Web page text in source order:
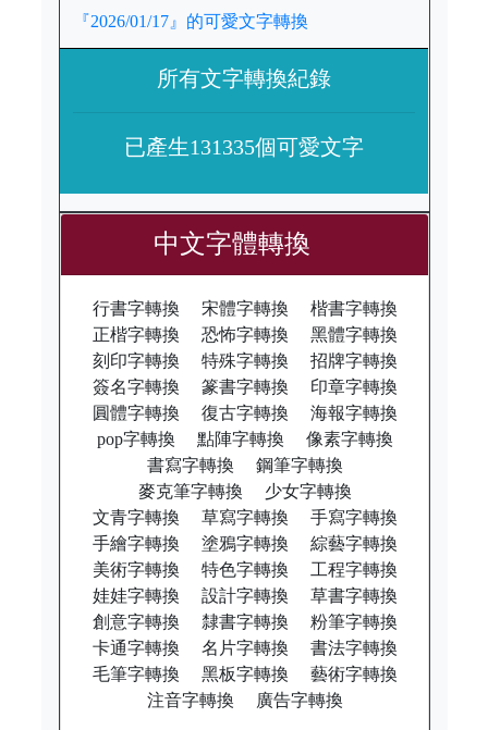
『2026/01/17』的可愛文字轉換
所有文字轉換紀錄
已產生131335個可愛文字
中文字體轉換
行書字轉換 宋體字轉換
楷書字轉換
正楷字轉換
恐怖字轉換
黑體字轉換
刻印字轉換
特殊字轉換
招牌字轉換
簽名字轉換
篆書字轉換
印章字轉換
圓體字轉換
復古字轉換
海報字轉換
pop字轉換
點陣字轉換
像素字轉換
書寫字轉換
鋼筆字轉換
麥克筆字轉換
少女字轉換
文青字轉換
草寫字轉換
手寫字轉換
手繪字轉換
塗鴉字轉換
綜藝字轉換
美術字轉換
特色字轉換
工程字轉換
娃娃字轉換
設計字轉換
草書字轉換
創意字轉換
隸書字轉換
粉筆字轉換
卡通字轉換
名片字轉換
書法字轉換
毛筆字轉換
黑板字轉換
藝術字轉換
注音字轉換
廣告字轉換